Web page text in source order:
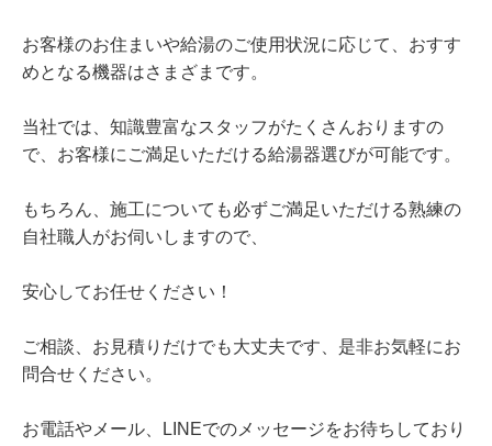
お客様のお住まいや給湯のご使用状況に応じて、おすす
めとなる機器はさまざまです。
当社では、知識豊富なスタッフがたくさんおりますの
で、お客様にご満足いただける給湯器選びが可能です。
もちろん、施工についても必ずご満足いただける熟練の
自社職人がお伺いしますので、
安心してお任せください！
ご相談、お見積りだけでも大丈夫です、是非お気軽にお
問合せください。
お電話やメール、LINEでのメッセージをお待ちしており